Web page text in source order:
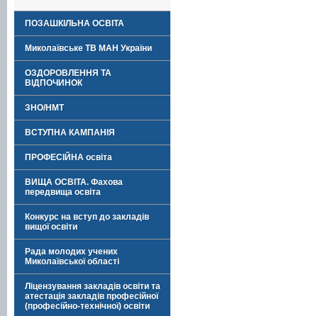
ПОЗАШКІЛЬНА ОСВІТА
Миколаївське ТВ МАН України
ОЗДОРОВЛЕННЯ ТА
ВІДПОЧИНОК
ЗНО/НМТ
ВСТУПНА КАМПАНІЯ
ПРОФЕСІЙНА освіта
ВИЩА ОСВІТА. Фахова
передвища освіта
Конкурс на вступ до закладів
вищої освіти
Рада молодих учених
Миколаївської області
Ліцензування закладів освіти та
атестація закладів професійної
(професійно-технічної) освіти